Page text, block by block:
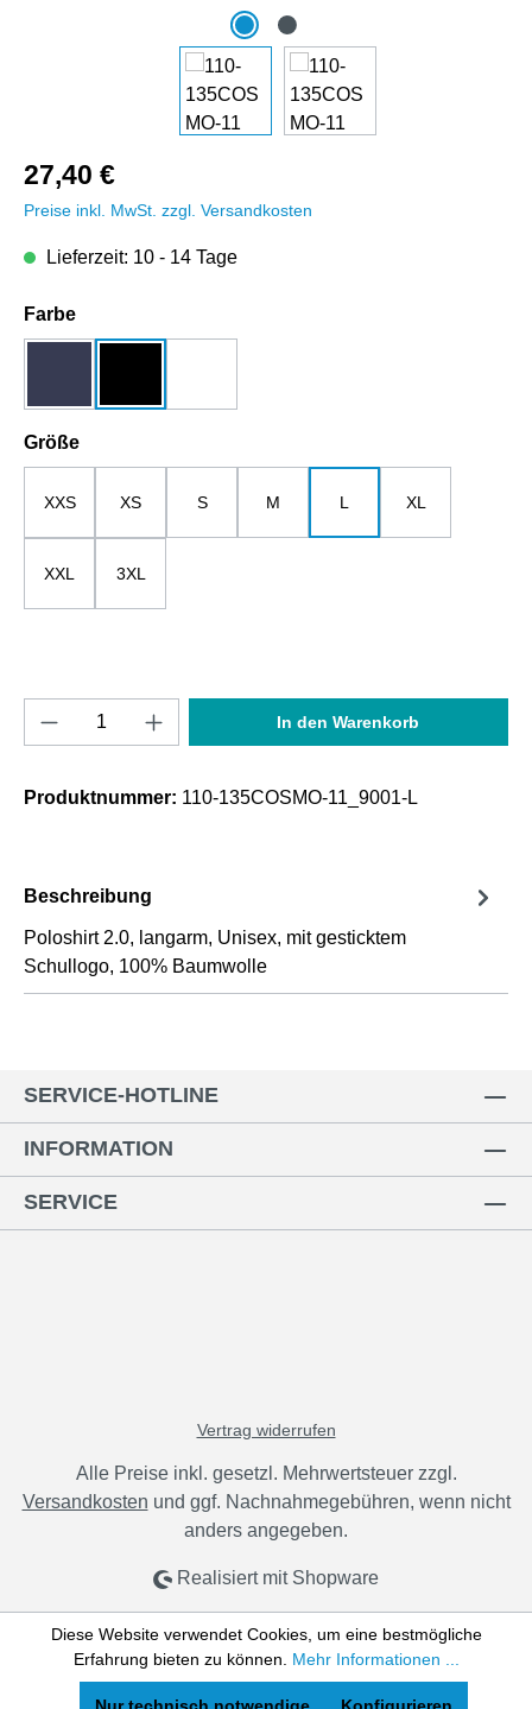
27,40 €
Preise inkl. MwSt. zzgl. Versandkosten
Lieferzeit: 10 - 14 Tage
Farbeauswählen
Größeauswählen
XXS XS S M L XL
XXL 3XL
Produkt Anzahl: Gib den gewünschten
In den Warenkorb
Produktnummer: 110-135COSMO-11_9001-L
Beschreibung
Poloshirt 2.0, langarm, Unisex, mit gesticktem
Schullogo, 100% Baumwolle
SERVICE-HOTLINE
INFORMATION
SERVICE
Vertrag widerrufen
Alle Preise inkl. gesetzl. Mehrwertsteuer zzgl.
Versandkosten und ggf. Nachnahmegebühren, wenn nicht
anders angegeben.
Realisiert mit Shopware
Diese Website verwendet Cookies, um eine bestmögliche
Erfahrung bieten zu können. Mehr Informationen ...